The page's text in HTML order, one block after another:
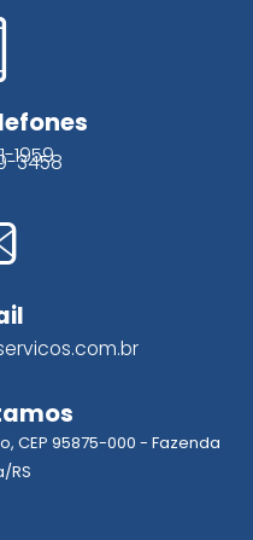
1959
3458
CEP 95875-000 - Fazenda
RS